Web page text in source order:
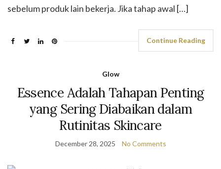
sebelum produk lain bekerja. Jika tahap awal […]
Continue Reading
Glow
Essence Adalah Tahapan Penting
yang Sering Diabaikan dalam
Rutinitas Skincare
December 28, 2025 No Comments